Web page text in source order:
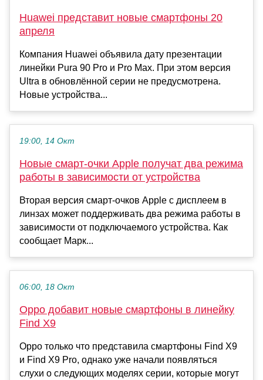
Huawei представит новые смартфоны 20
апреля
Компания Huawei объявила дату презентации
линейки Pura 90 Pro и Pro Max. При этом версия
Ultra в обновлённой серии не предусмотрена.
Новые устройства...
19:00, 14 Окт
Новые смарт-очки Apple получат два режима
работы в зависимости от устройства
Вторая версия смарт-очков Apple с дисплеем в
линзах может поддерживать два режима работы в
зависимости от подключаемого устройства. Как
сообщает Марк...
06:00, 18 Окт
Oppo добавит новые смартфоны в линейку
Find X9
Oppo только что представила смартфоны Find X9
и Find X9 Pro, однако уже начали появляться
слухи о следующих моделях серии, которые могут